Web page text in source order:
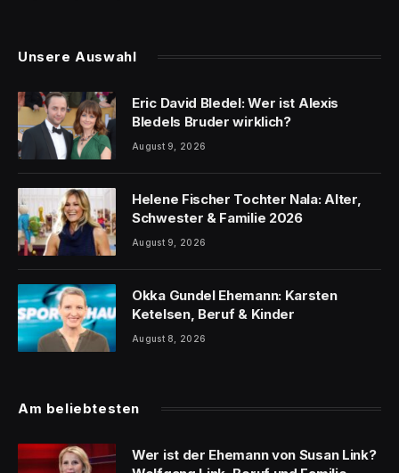
Unsere Auswahl
Eric David Bledel: Wer ist Alexis
Bledels Bruder wirklich?
August 9, 2026
Helene Fischer Tochter Nala: Alter,
Schwester & Familie 2026
August 9, 2026
Okka Gundel Ehemann: Karsten
Ketelsen, Beruf & Kinder
August 8, 2026
Am beliebtesten
Wer ist der Ehemann von Susan Link?